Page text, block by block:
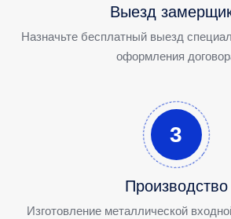
Выезд
Назначьте бесплатный выезд
оформления
3
Производство
Изготовление металлической